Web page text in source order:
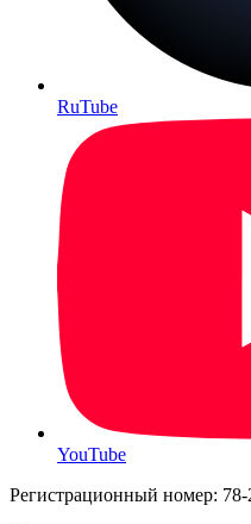
RuTube
YouTube
Регистрационный номер: 78-